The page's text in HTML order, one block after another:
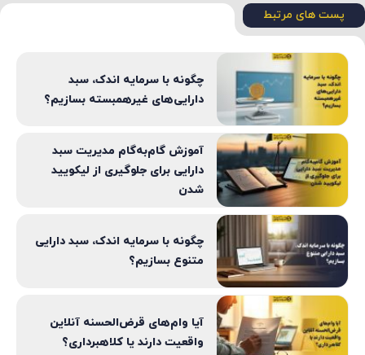
پست های مرتبط
چگونه با سرمایه اندک، سبد
دارایی‌های غیرهمبسته بسازیم؟
آموزش گام‌به‌گام مدیریت سبد
دارایی برای جلوگیری از لیکویید
شدن
چگونه با سرمایه اندک، سبد دارایی
متنوع بسازیم؟
آیا وام‌های قرض‌الحسنه آنلاین
واقعیت دارند یا کلاهبرداری؟